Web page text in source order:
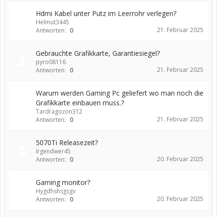
Hdmi Kabel unter Putz im Leerrohr verlegen?
Helmut3445
Antworten: 0 21. Februar 2025
Gebrauchte Grafikkarte, Garantiesiegel?
pyro08116
Antworten: 0 21. Februar 2025
Warum werden Gaming Pc geliefert wo man noch die
Grafikkarte einbauen muss.?
Tardragozon312
Antworten: 0 21. Februar 2025
5070Ti Releasezeit?
Irgendwer45
Antworten: 0 20. Februar 2025
Gaming monitor?
Hygdhshsgsgv
Antworten: 0 20. Februar 2025